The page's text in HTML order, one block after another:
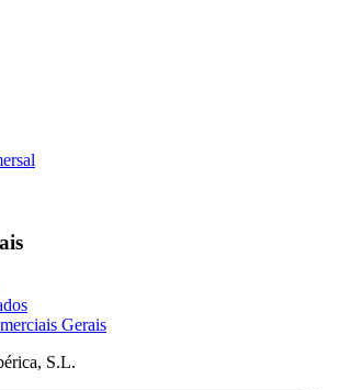
Gerais
S.L.